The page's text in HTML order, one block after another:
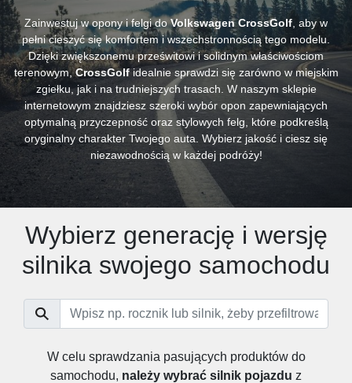
Zainwestuj w opony i felgi doVolkswagen CrossGolf , aby w
pełni cieszyć się komfortem i wszechstronnością tego modelu.
Dzięki zwiększonemu prześwitowi i solidnym właściwościom
terenowym,CrossGolfidealnie sprawdzi się zarówno w miejskim
zgiełku, jak i na trudniejszych trasach. W naszym sklepie
internetowym znajdziesz szeroki wybór opon zapewniających
optymalną przyczepność oraz stylowych felg, które podkreślą
oryginalny charakter Twojego auta. Wybierz jakość i ciesz się
niezawodnością w każdej podróży!
Wybierz generację i wersję
silnika swojego samochodu
W celu sprawdzania pasujących produktów do
samochodu, należy wybrać silnik pojazdu z